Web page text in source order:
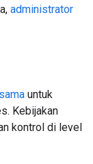
administrator
untuk
Kebijakan
kontrol di level